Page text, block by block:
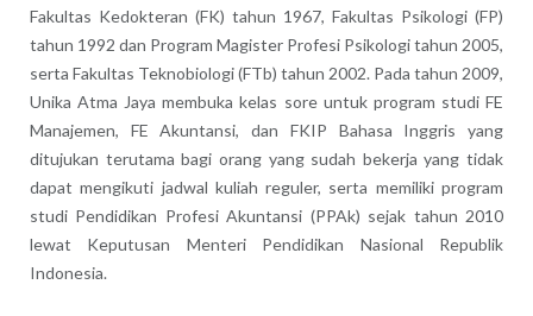
Fakultas Kedokteran (FK) tahun 1967, Fakultas Psikologi (FP)
tahun 1992 dan Program Magister Profesi Psikologi tahun 2005,
serta Fakultas Teknobiologi (FTb) tahun 2002. Pada tahun 2009,
Unika Atma Jaya membuka kelas sore untuk program studi FE
Manajemen, FE Akuntansi, dan FKIP Bahasa Inggris yang
ditujukan terutama bagi orang yang sudah bekerja yang tidak
dapat mengikuti jadwal kuliah reguler, serta memiliki program
studi Pendidikan Profesi Akuntansi (PPAk) sejak tahun 2010
lewat Keputusan Menteri Pendidikan Nasional Republik
Indonesia.